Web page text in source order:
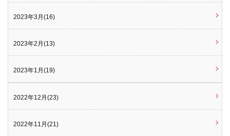
2023年3月(16)
2023年2月(13)
2023年1月(19)
2022年12月(23)
2022年11月(21)